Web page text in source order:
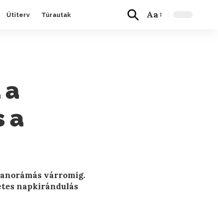
Útiterv Túrautak Aa
a
a
várromig.
napkirándulás